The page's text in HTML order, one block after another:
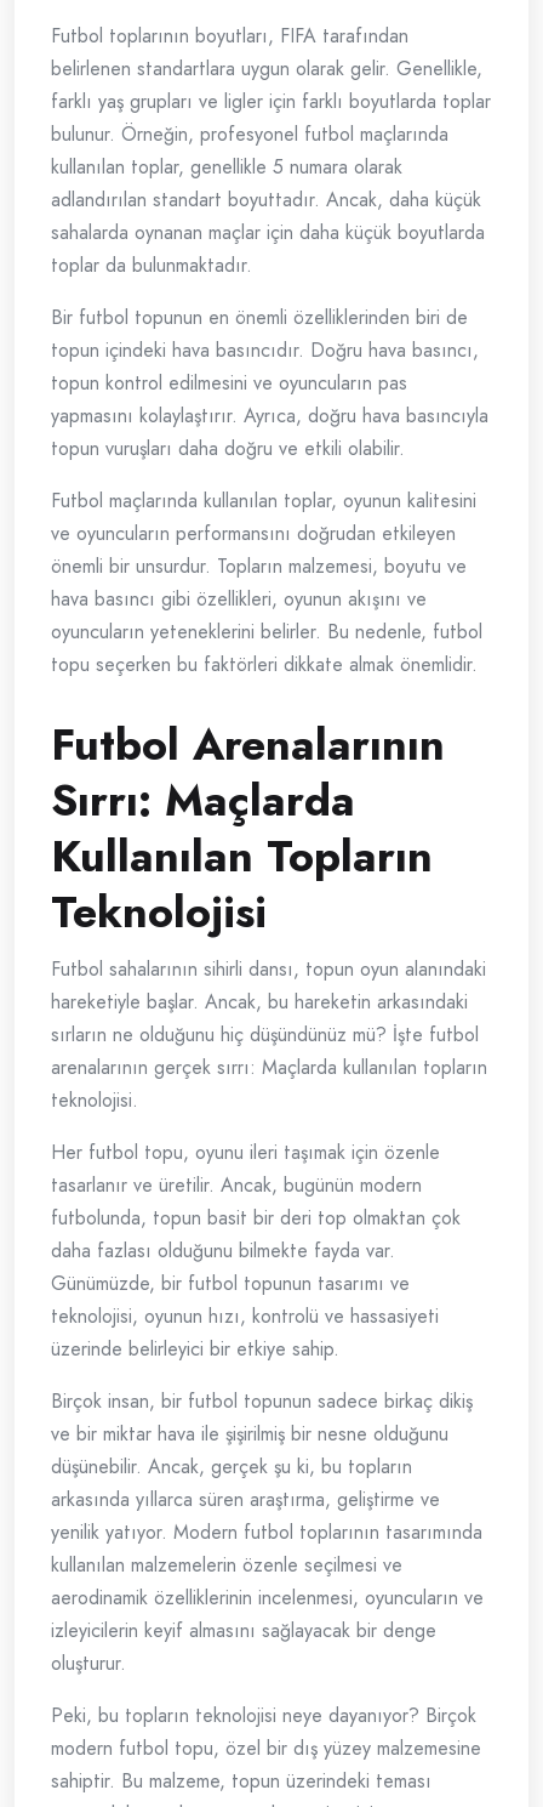
Futbol toplarının boyutları, FIFA tarafından
belirlenen standartlara uygun olarak gelir. Genellikle,
farklı yaş grupları ve ligler için farklı boyutlarda toplar
bulunur. Örneğin, profesyonel futbol maçlarında
kullanılan toplar, genellikle 5 numara olarak
adlandırılan standart boyuttadır. Ancak, daha küçük
sahalarda oynanan maçlar için daha küçük boyutlarda
toplar da bulunmaktadır.
Bir futbol topunun en önemli özelliklerinden biri de
topun içindeki hava basıncıdır. Doğru hava basıncı,
topun kontrol edilmesini ve oyuncuların pas
yapmasını kolaylaştırır. Ayrıca, doğru hava basıncıyla
topun vuruşları daha doğru ve etkili olabilir.
Futbol maçlarında kullanılan toplar, oyunun kalitesini
ve oyuncuların performansını doğrudan etkileyen
önemli bir unsurdur. Topların malzemesi, boyutu ve
hava basıncı gibi özellikleri, oyunun akışını ve
oyuncuların yeteneklerini belirler. Bu nedenle, futbol
topu seçerken bu faktörleri dikkate almak önemlidir.
Futbol Arenalarının
Sırrı: Maçlarda
Kullanılan Topların
Teknolojisi
Futbol sahalarının sihirli dansı, topun oyun alanındaki
hareketiyle başlar. Ancak, bu hareketin arkasındaki
sırların ne olduğunu hiç düşündünüz mü? İşte futbol
arenalarının gerçek sırrı: Maçlarda kullanılan topların
teknolojisi.
Her futbol topu, oyunu ileri taşımak için özenle
tasarlanır ve üretilir. Ancak, bugünün modern
futbolunda, topun basit bir deri top olmaktan çok
daha fazlası olduğunu bilmekte fayda var.
Günümüzde, bir futbol topunun tasarımı ve
teknolojisi, oyunun hızı, kontrolü ve hassasiyeti
üzerinde belirleyici bir etkiye sahip.
Birçok insan, bir futbol topunun sadece birkaç dikiş
ve bir miktar hava ile şişirilmiş bir nesne olduğunu
düşünebilir. Ancak, gerçek şu ki, bu topların
arkasında yıllarca süren araştırma, geliştirme ve
yenilik yatıyor. Modern futbol toplarının tasarımında
kullanılan malzemelerin özenle seçilmesi ve
aerodinamik özelliklerinin incelenmesi, oyuncuların ve
izleyicilerin keyif almasını sağlayacak bir denge
oluşturur.
Peki, bu topların teknolojisi neye dayanıyor? Birçok
modern futbol topu, özel bir dış yüzey malzemesine
sahiptir. Bu malzeme, topun üzerindeki teması